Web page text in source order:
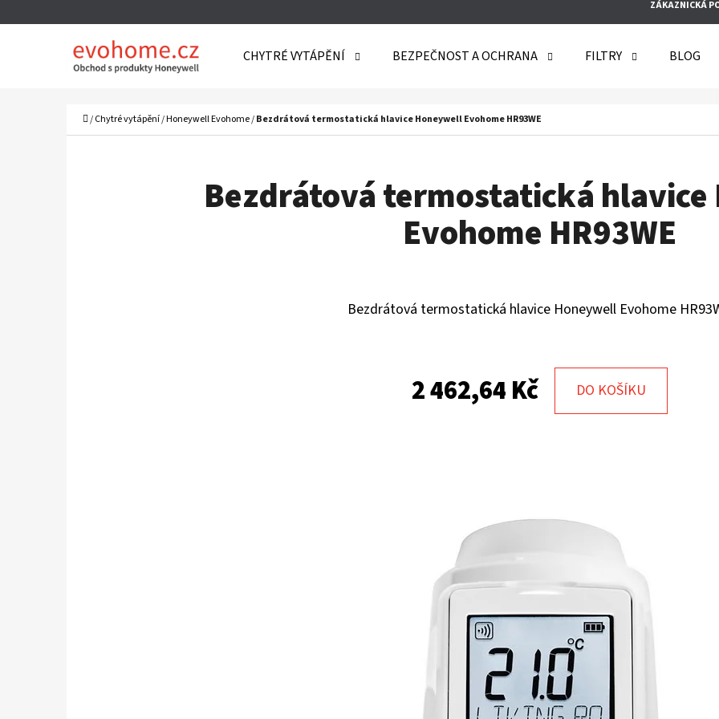
ZÁKAZNICKÁ
CHYTRÉ VYTÁPĚNÍ BEZPEČNOST A OCHRANA FILTRY BLOG
Domů
/Chytré vytápění/Honeywell Evohome/Bezdrátová termostatická hlavice Honeywell Evohome HR93WE
Bezdrátová termostatická
Evohome HR93WE
Bezdrátová termostatická hlavice Honeywell Evohome
2 462,64 Kč DO KOŠÍKU
DOPORUČUJEME